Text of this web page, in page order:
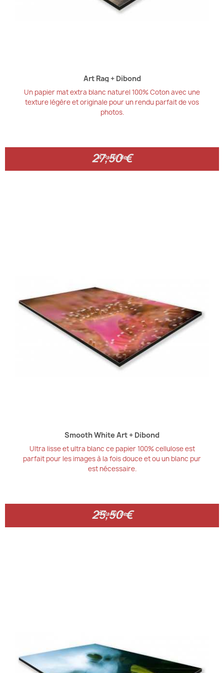
Art Rag + Dibond
Un papier mat extra blanc naturel 100% Coton avec une
texture légère et originale pour un rendu parfait de vos
photos.
À Partir de
27,50 €
Smooth White Art + Dibond
Ultra lisse et ultra blanc ce papier 100% cellulose est
parfait pour les images à la fois douce et ou un blanc pur
est nécessaire.
À Partir de
25,50 €